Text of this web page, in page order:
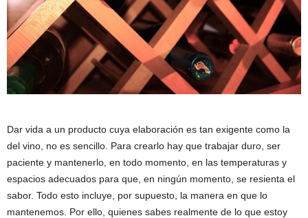
Dar vida a un producto cuya elaboración es tan exigente como la
del vino, no es sencillo. Para crearlo hay que trabajar duro, ser
paciente y mantenerlo, en todo momento, en las temperaturas y
espacios adecuados para que, en ningún momento, se resienta el
sabor. Todo esto incluye, por supuesto, la manera en que lo
mantenemos. Por ello, quienes sabes realmente de lo que estoy